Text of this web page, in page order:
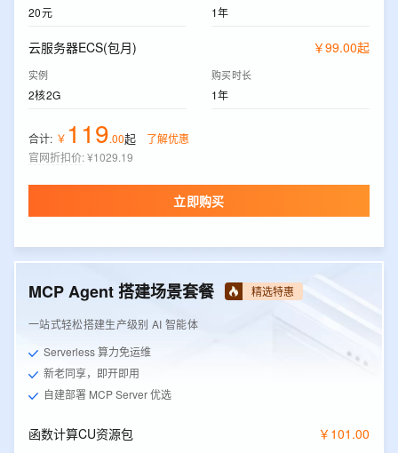
20元 1年
云服务器ECS(包月) ￥99.00起
实例
2核2G
购买时长
1年
合计: ￥ 119.00起
了解优惠
官网折扣价:¥1029.19
立即购买
MCP Agent 搭建场景套餐 精选特惠
一站式轻松搭建生产级别 AI 智能体
Serverless 算力免运维
新老同享，即开即用
自建部署 MCP Server 优选
函数计算CU资源包 ￥ 101 .00